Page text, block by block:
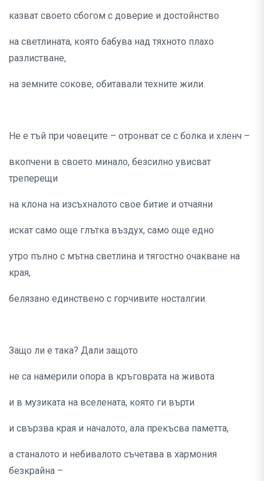
казват своето сбогом с доверие и достойнство
на светлината, която бабува над тяхното плахо
разлистване,
на земните сокове, обитавали техните жили.
Не е тъй при човеците – отронват се с болка и хленч –
вкопчени в своето минало, безсилно увисват
треперещи
на клона на изсъхналото свое битие и отчаяни
искат само още глътка въздух, само още едно
утро пълно с мътна светлина и тягостно очакване на
края,
белязано единствено с горчивите носталгии.
Защо ли е така? Дали защото
не са намерили опора в кръговрата на живота
и в музиката на вселената, която ги върти
и свързва края и началото, ала прекъсва паметта,
а станалото и небивалото съчетава в хармония
безкрайна –